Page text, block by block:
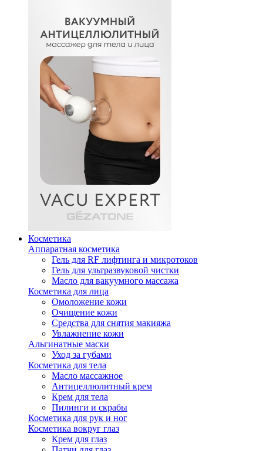
Косметика
Аппаратная косметика
Гель для RF лифтинга и микротоков
Гель для ультразвуковой чистки
Масло для вакуумного массажа
Косметика для лица
Омоложение кожи
Очищение кожи
Средства для снятия макияжа
Увлажнение кожи
Альгинатные маски
Уход за губами
Косметика для тела
Масло массажное
Антицеллюлитный крем
Крем для тела
Пилинги и скрабы
Косметика для рук и ног
Косметика вокруг глаз
Крем для глаз